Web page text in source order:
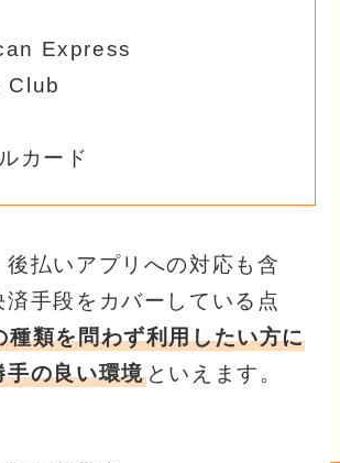
Express
Club
カード
後払いアプリへの対応も含
手段をカバーしている点
種類を問わず利用したい方に
手の良い環境といえます。